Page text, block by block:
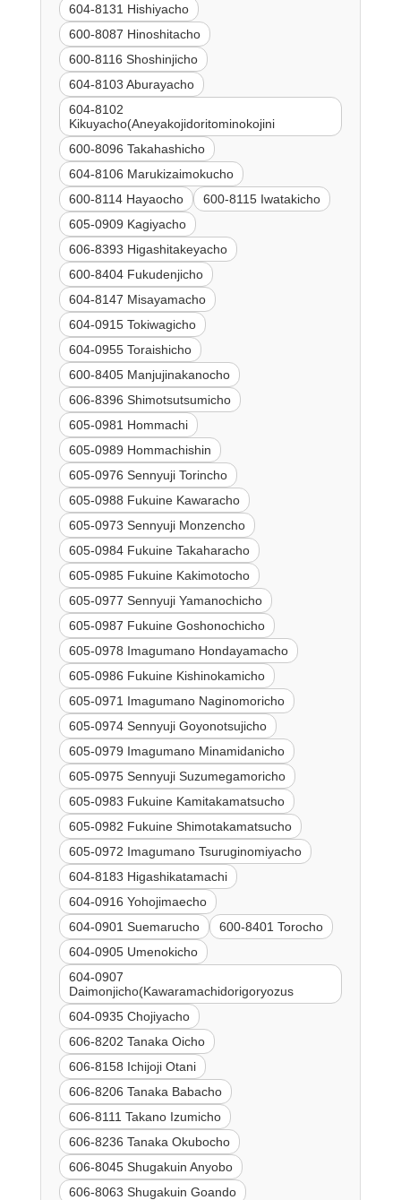
604-8131 Hishiyacho
600-8087 Hinoshitacho
600-8116 Shoshinjicho
604-8103 Aburayacho
604-8102
Kikuyacho(Aneyakojidoritominokojini
600-8096 Takahashicho
604-8106 Marukizaimokucho
600-8114 Hayaocho
600-8115 Iwatakicho
605-0909 Kagiyacho
606-8393 Higashitakeyacho
600-8404 Fukudenjicho
604-8147 Misayamacho
604-0915 Tokiwagicho
604-0955 Toraishicho
600-8405 Manjujinakanocho
606-8396 Shimotsutsumicho
605-0981 Hommachi
605-0989 Hommachishin
605-0976 Sennyuji Torincho
605-0988 Fukuine Kawaracho
605-0973 Sennyuji Monzencho
605-0984 Fukuine Takaharacho
605-0985 Fukuine Kakimotocho
605-0977 Sennyuji Yamanochicho
605-0987 Fukuine Goshonochicho
605-0978 Imagumano Hondayamacho
605-0986 Fukuine Kishinokamicho
605-0971 Imagumano Naginomoricho
605-0974 Sennyuji Goyonotsujicho
605-0979 Imagumano Minamidanicho
605-0975 Sennyuji Suzumegamoricho
605-0983 Fukuine Kamitakamatsucho
605-0982 Fukuine Shimotakamatsucho
605-0972 Imagumano Tsuruginomiyacho
604-8183 Higashikatamachi
604-0916 Yohojimaecho
604-0901 Suemarucho
600-8401 Torocho
604-0905 Umenokicho
604-0907
Daimonjicho(Kawaramachidorigoryozus
604-0935 Chojiyacho
606-8202 Tanaka Oicho
606-8158 Ichijoji Otani
606-8206 Tanaka Babacho
606-8111 Takano Izumicho
606-8236 Tanaka Okubocho
606-8045 Shugakuin Anyobo
606-8063 Shugakuin Goando